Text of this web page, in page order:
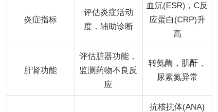
炎症指标
评估炎症活动
度，辅助诊断
血沉(ESR)，C反
应蛋白(CRP)升
高
肝肾功能
评估脏器功能，
监测药物不良反
应
转氨酶，肌酐，
尿素氮异常
抗核抗体(ANA)